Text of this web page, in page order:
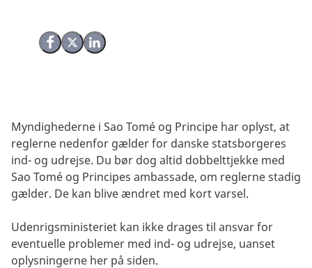
Del på Facebook
Del på X (Twitter)
Del på LinkedIn
Myndighederne i Sao Tomé og Principe har oplyst, at
reglerne nedenfor gælder for danske statsborgeres
ind- og udrejse. Du bør dog altid dobbelttjekke med
Sao Tomé og Principes ambassade, om reglerne stadig
gælder. De kan blive ændret med kort varsel.
Udenrigsministeriet kan ikke drages til ansvar for
eventuelle problemer med ind- og udrejse, uanset
oplysningerne her på siden.